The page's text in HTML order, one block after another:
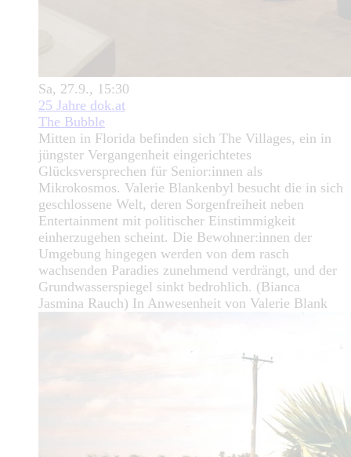
Sa, 27.9., 15:30
25 Jahre dok.at
The Bubble
Mitten in Florida befinden sich The Villages, ein in
jüngster Vergangenheit eingerichtetes
Glücksversprechen für Senior:innen als
Mikrokosmos. Valerie Blankenbyl besucht die in sich
geschlossene Welt, deren Sorgenfreiheit neben
Entertainment mit politischer Einstimmigkeit
einherzugehen scheint. Die Bewohner:innen der
Umgebung hingegen werden von dem rasch
wachsenden Paradies zunehmend verdrängt, und der
Grundwasserspiegel sinkt bedrohlich. (Bianca
Jasmina Rauch) In Anwesenheit von Valerie Blank